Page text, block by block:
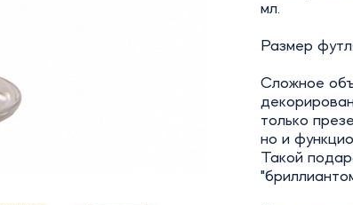
мл.
Размер
Сложное
только
но и
Такой